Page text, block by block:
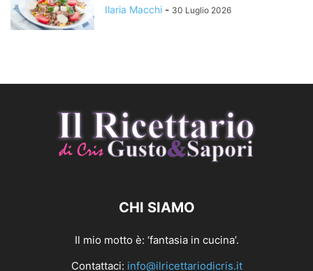
Ilaria Macchi - 30 Luglio 2026
CHI SIAMO
Il mio motto è: ‘fantasia in cucina’.
Contattaci: info@ilricettariodicris.it